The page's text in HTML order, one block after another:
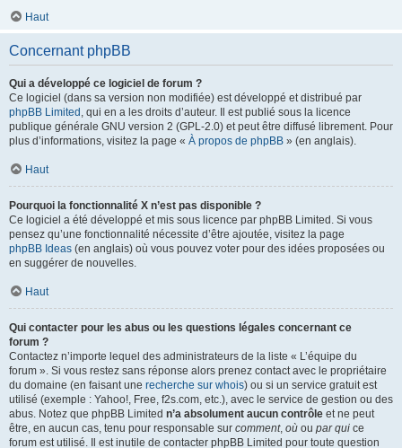
Haut
Concernant phpBB
Qui a développé ce logiciel de forum ?
Ce logiciel (dans sa version non modifiée) est développé et distribué par
phpBB Limited , qui en a les droits d’auteur. Il est publié sous la licence
publique générale GNU version 2 (GPL-2.0) et peut être diffusé librement. Pour
plus d’informations, visitez la page « À propos de phpBB » (en anglais).
Haut
Pourquoi la fonctionnalité X n’est pas disponible ?
Ce logiciel a été développé et mis sous licence par phpBB Limited. Si vous
pensez qu’une fonctionnalité nécessite d’être ajoutée, visitez la page
phpBB Ideas (en anglais) où vous pouvez voter pour des idées proposées ou
en suggérer de nouvelles.
Haut
Qui contacter pour les abus ou les questions légales concernant ce
forum ?
Contactez n’importe lequel des administrateurs de la liste « L’équipe du
forum ». Si vous restez sans réponse alors prenez contact avec le propriétaire
du domaine (en faisant une recherche sur whois) ou si un service gratuit est
utilisé (exemple : Yahoo!, Free, f2s.com, etc.), avec le service de gestion ou des
abus. Notez que phpBB Limited n’a absolument aucun contrôle et ne peut
être, en aucun cas, tenu pour responsable sur comment, où ou par qui ce
forum est utilisé. Il est inutile de contacter phpBB Limited pour toute question